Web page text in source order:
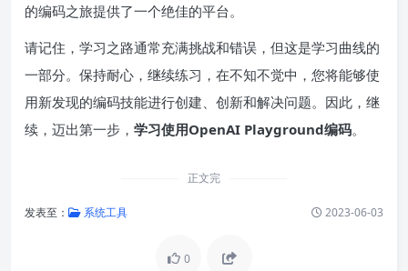
的编码之旅提供了一个绝佳的平台。
请记住，学习之路通常充满挑战和错误，但这是学习曲线的
一部分。保持耐心，继续练习，在不知不觉中，您将能够使
用新发现的编码技能进行创建、创新和解决问题。因此，继
续，迈出第一步， 学习使用OpenAI Playground编码。
正文完
发表至： 系统工具 2023-06-03
0